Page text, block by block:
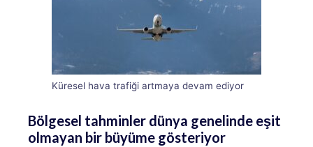
Küresel hava trafiği artmaya devam ediyor
Bölgesel tahminler dünya genelinde eşit
olmayan bir büyüme gösteriyor